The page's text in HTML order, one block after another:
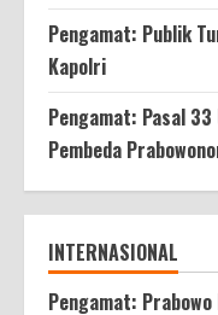
Pengamat: Publik
Kapolri
Pengamat: Pasal 33
Pembeda
INTERNASIONAL
Pengamat: